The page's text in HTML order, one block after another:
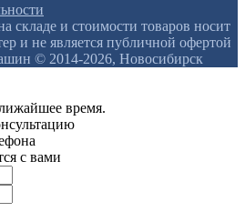
складе и стоимости товаров носит
и не является публичной офертой
© 2014-2026, Новосибирск
время.
с вами